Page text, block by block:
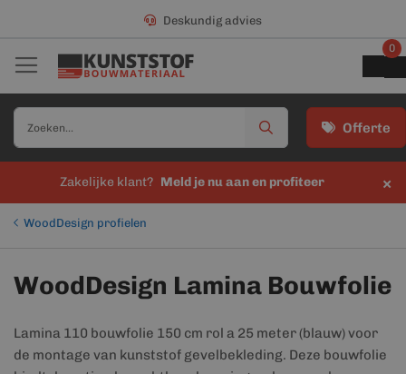
Deskundig advies
Offerte
0
Zakelijke klant? Meld je nu aan en profiteer ×
WoodDesign profielen
WoodDesign Lamina Bouwfolie
Lamina 110 bouwfolie 150 cm rol a 25 meter (blauw) voor
de montage van kunststof gevelbekleding. Deze bouwfolie